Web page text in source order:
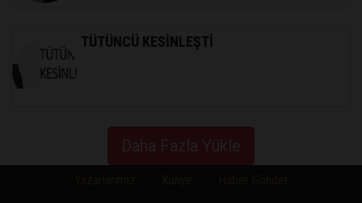
TÜTÜNCÜ KESİNLEŞTİ
Daha Fazla Yükle